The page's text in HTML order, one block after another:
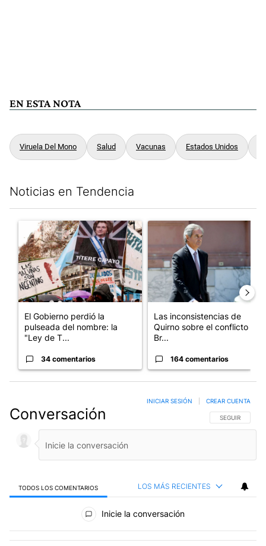
EN ESTA NOTA
Viruela Del Mono Salud Vacunas Estados Unidos
Noticias en Tendencia
Un artículo de tendencia con el título "El Gobierno perdió la
El Gobierno perdió la
pulseada del nombre: la
"Ley de T...
34 comentarios
Un artículo de tendencia con
Las inconsistencias de
Quirno sobre el conflicto con
Br...
164 comentarios
Conversación SIGA ESTA
SEGUIR
INICIAR SESIÓN CREAR CUENTA
TODOS LOS COMENTARIOS LOS MÁS RECIENTES
Todos los comentarios
Inicie la conversación